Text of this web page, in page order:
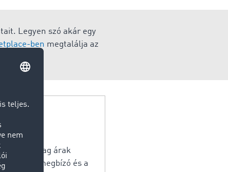
Legyen szó akár egy
ben megtalálja az
üzemanyag árak
a megbízó és a